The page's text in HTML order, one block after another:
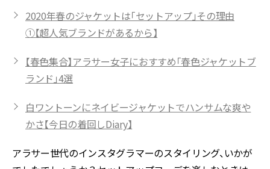
2020年春のジャケットは「セットアップ」その理由
①【超人気ブランドがあるから】
【春色集合】アラサー女子におすすめ「春色ジャケットブ
ランド」4選
白ワントーンにネイビージャケットでハンサムな爽や
かさ【今日の着回しDiary】
アラサー世代のインスタグラマーのスタイリング、いかが